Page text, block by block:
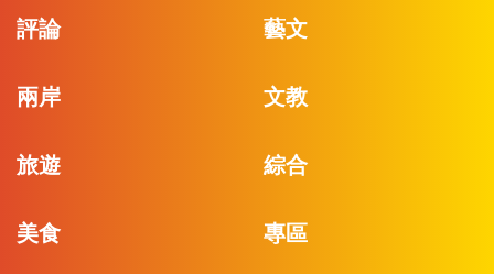
評論 藝文
兩岸 文教
旅遊 綜合
美食 專區